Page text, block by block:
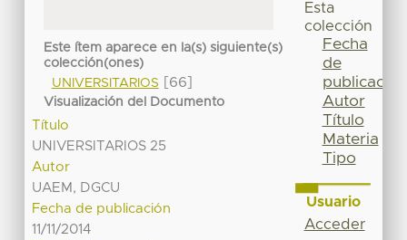
Este ítem aparece en la(s) siguiente(s)
colección(ones)
UNIVERSITARIOS
[66]
Visualización del Documento
Título
UNIVERSITARIOS 25
Autor
UAEM, DGCU
Fecha de publicación
11/11/2014
Esta
colección
Fecha
de
publicación
Autor
Título
Materia
Tipo
Usuario
Acceder